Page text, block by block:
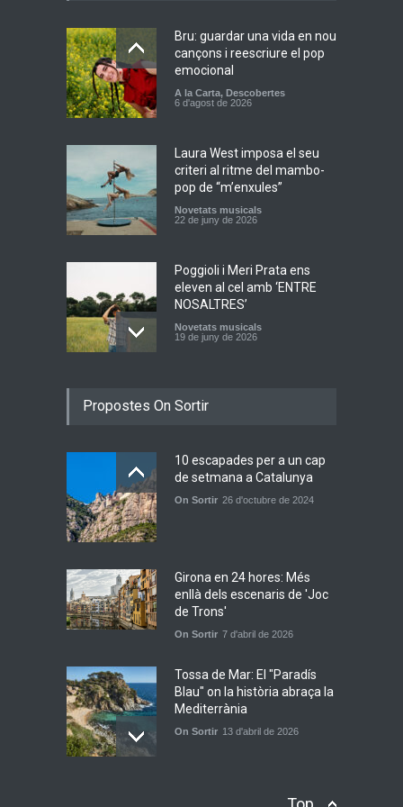
Bru: guardar una vida en nou
cançons i reescriure el pop
emocional
A la Carta, Descobertes
6 d'agost de 2026
Laura West imposa el seu
criteri al ritme del mambo-
pop de “m’enxules”
Novetats musicals
22 de juny de 2026
Poggioli i Meri Prata ens
eleven al cel amb ‘ENTRE
NOSALTRES’
Novetats musicals
19 de juny de 2026
transformen els ‘Cants
10 de juny de 2026
Bèrnia i El Diluvi s’avancen a
5 de juny de 2026
Propostes On Sortir
10 escapades per a un cap
de setmana a Catalunya
On Sortir 26 d'octubre de 2024
Girona en 24 hores: Més
enllà dels escenaris de 'Joc
de Trons'
On Sortir 7 d'abril de 2026
Tossa de Mar: El "Paradís
Blau" on la història abraça la
Mediterrània
On Sortir 13 d'abril de 2026